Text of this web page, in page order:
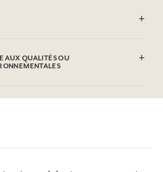
Hydroxycitronellal, Linalool,
Hexyl Cinnamal, Citral, Benzyl Alcohol,
AUX QUALITÉS OU
ou caractéristiques environnementales